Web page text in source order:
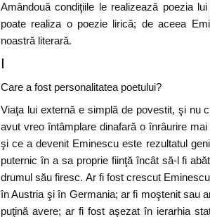
Amândouă condiţiile le realizează poezia
poate realiza o poezie lirică; de aceea
noastră literară.
I
Care a fost personalitatea poetului?
Viaţa lui externă e simplă de povestit, şi nu
avut vreo întâmplare dinafară o înrâurire
şi ce a devenit Eminescu este rezultatul
puternic în a sa proprie fiinţă încât să-l fi
drumul său firesc. Ar fi fost crescut
în Austria şi în Germania; ar fi moştenit sau
puţină avere; ar fi fost aşezat în ierarhia